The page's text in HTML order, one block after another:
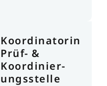
Koordinatorin
Prüf- &
Koordinier­
ungs­stelle